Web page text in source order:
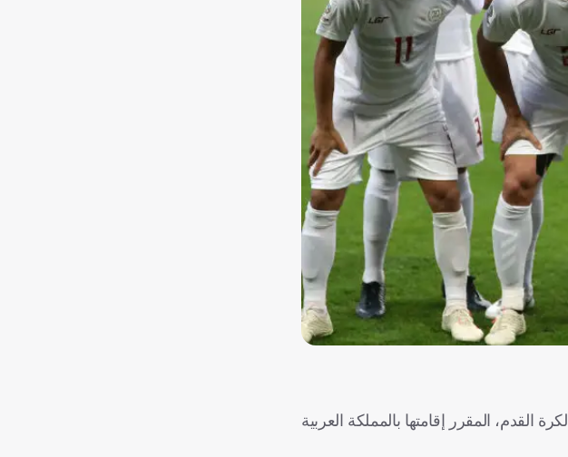
اعتلى منتخب الفلبين، قمة ترتيب المجموعة الأولى بالتصفيات المؤهلة لبطولة كأس الأمم الآسيوية 2027 لكرة القدم، المقرر إقامتها بالمملكة العربية